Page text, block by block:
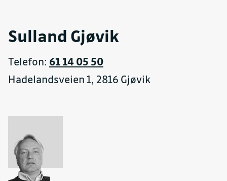
Sulland Gjøvik
Telefon: 61 14 05 50
Hadelandsveien 1, 2816 Gjøvik